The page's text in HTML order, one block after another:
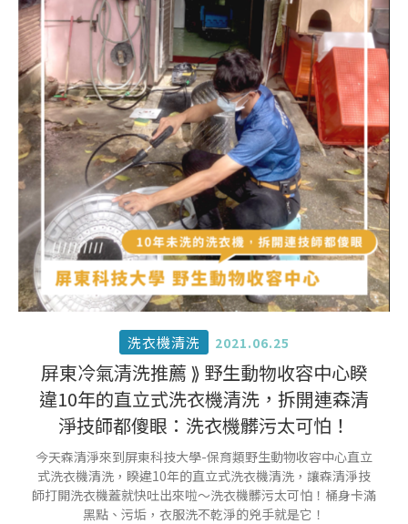
洗衣機清洗 2021.06.25
屏東冷氣清洗推薦 ⟫ 野生動物收容中心睽
違10年的直立式洗衣機清洗，拆開連森清
淨技師都傻眼：洗衣機髒污太可怕！
今天森清淨來到屏東科技大學-保育類野生動物收容中心直立
式洗衣機清洗，睽違10年的直立式洗衣機清洗，讓森清淨技
師打開洗衣機蓋就快吐出來啦～洗衣機髒污太可怕！桶身卡滿
黑點、污垢，衣服洗不乾淨的兇手就是它！